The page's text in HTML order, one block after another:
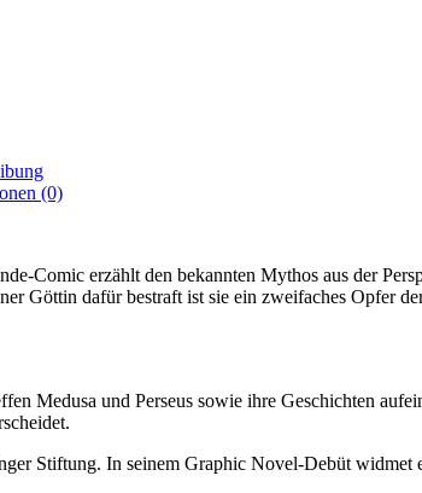
(0)
Comic erzählt den bekannten Mythos aus der
Göttin dafür bestraft ist sie ein zweifaches Opfer
Medusa und Perseus sowie ihre Geschichten
Stiftung. In seinem Graphic Novel-Debüt